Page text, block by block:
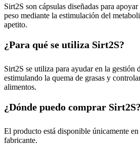
Sirt2S son cápsulas diseñadas para
peso mediante la estimulación del
apetito.
¿Para qué se utiliza Sirt2S?
Sirt2S se utiliza para ayudar en la gestión
estimulando la quema de grasas y
alimentos.
¿Dónde puedo comprar Sirt2S?
El producto está disponible únicamente
fabricante.